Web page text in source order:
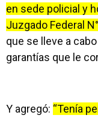
en sede policial y
Juzgado Federal
que se lleve a
garantías que le
Y agregó: “Tenía